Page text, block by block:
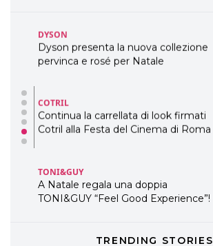
DYSON
Dyson presenta la nuova collezione
pervinca e rosé per Natale
COTRIL
Continua la carrellata di look firmati
Cotril alla Festa del Cinema di Roma
TONI&GUY
A Natale regala una doppia
TONI&GUY “Feel Good Experience”!
TRENDING STORIES